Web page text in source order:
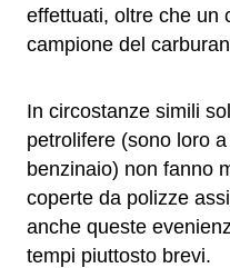
effettuati, oltre che un
campione del
In circostanze simili
petrolifere (sono loro
benzinaio) non fanno
coperte da polizze
anche queste
tempi piuttosto brevi.